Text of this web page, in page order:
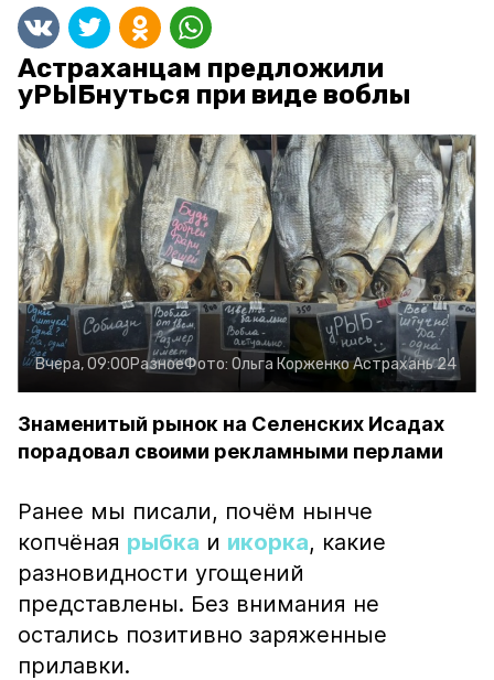
Астраханцам предложили
уРЫБнуться при виде воблы
Вчера, 09:00РазноеФото: Ольга КорженкоАстрахань 24
Знаменитый рынок на Селенских Исадах
порадовал своими рекламными перлами
Ранее мы писали, почём нынче
копчёная рыбка и икорка, какие
разновидности угощений
представлены. Без внимания не
остались позитивно заряженные
прилавки.